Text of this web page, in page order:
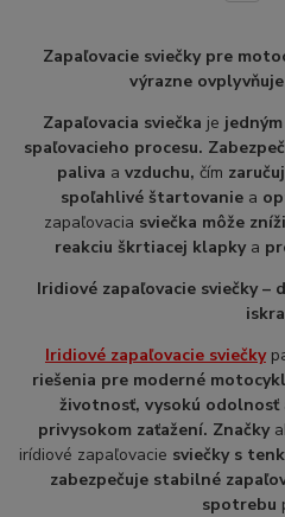
Zapaľovacie sviečky pre
výrazne
Zapaľovacia sviečka je jedným
spaľovacieho procesu.
paliva avzduchu, čím
spoľahlivé štartovaniea
zapaľovacia sviečka môže
reakciu škrtiacej klapkya
Iridiové zapaľovacie sviečky
iskra
Iridiové zapaľovacie sviečky
riešenia pre moderné
životnosť, vysokú odolnosť
privysokom zaťažení. Značky
irídiové zapaľovacie sviečky s
zabezpečuje stabilné
spotrebu